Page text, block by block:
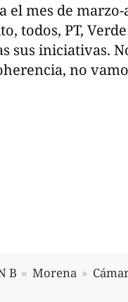
el mes de
todos, PT,
sus iniciativas.
no
B Morena